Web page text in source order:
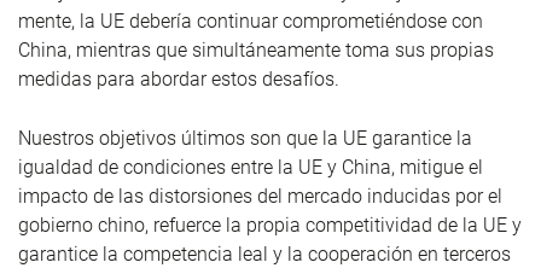
mente, la UE debería continuar comprometiéndose con
China, mientras que simultáneamente toma sus propias
medidas para abordar estos desafíos.
Nuestros objetivos últimos son que la UE garantice la
igualdad de condiciones entre la UE y China, mitigue el
impacto de las distorsiones del mercado inducidas por el
gobierno chino, refuerce la propia competitividad de la UE y
garantice la competencia leal y la cooperación en terceros